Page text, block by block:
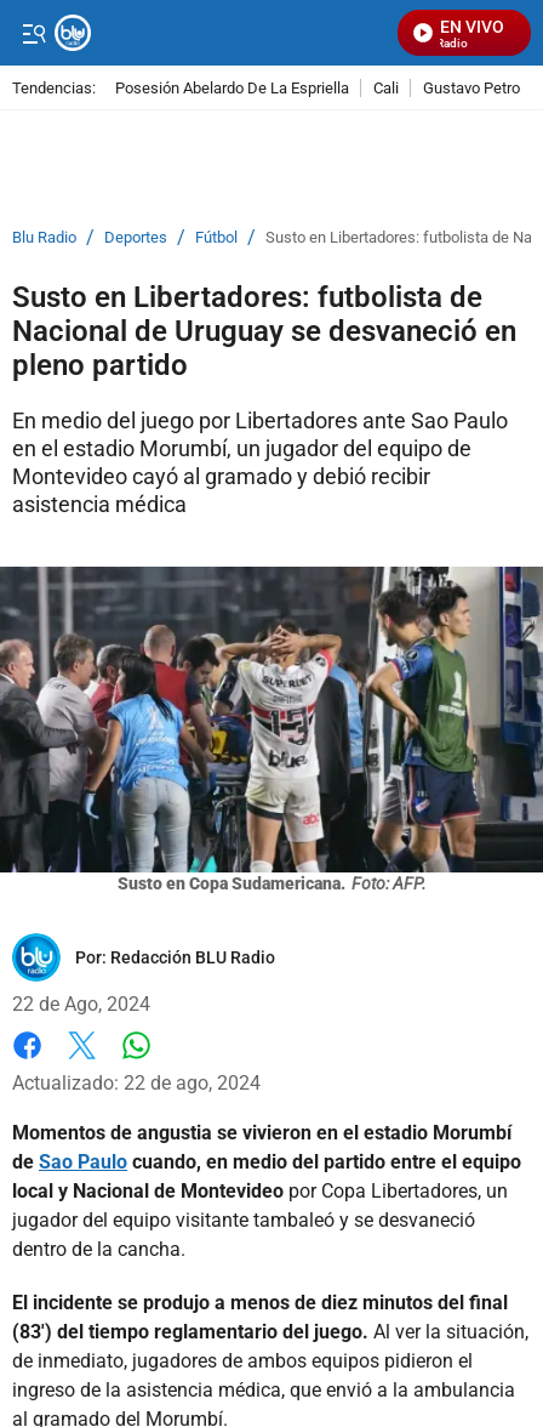
EN VIVO
Señal Visual Radio
Tendencias: Posesión Abelardo De La Espriella Cali Gustavo Petro
Blu Radio / Deportes / Fútbol / Susto en Libertadores: futbolista de
Susto en Libertadores: futbolista de
Nacional de Uruguay se desvaneció en
pleno partido
En medio del juego por Libertadores ante Sao Paulo
en el estadio Morumbí, un jugador del equipo de
Montevideo cayó al gramado y debió recibir
asistencia médica
Susto en Copa Sudamericana. Foto: AFP.
Por: Redacción BLU Radio
22 de Ago, 2024
Facebook
X
Actualizado: 22 de ago, 2024
Momentos de angustia se vivieron en el estadio Morumbí
de Sao Paulo cuando, en medio del partido entre el equipo
local y Nacional de Montevideo por Copa Libertadores, un
jugador del equipo visitante tambaleó y se desvaneció
dentro de la cancha.
El incidente se produjo a menos de diez minutos del final
(83') del tiempo reglamentario del juego. Al ver la situación,
de inmediato, jugadores de ambos equipos pidieron el
ingreso de la asistencia médica, que envió a la ambulancia
al gramado del Morumbí.